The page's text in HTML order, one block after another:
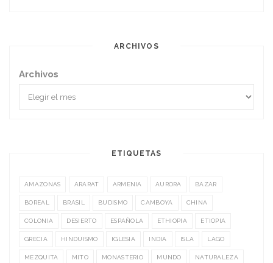
ARCHIVOS
Archivos
ETIQUETAS
AMAZONAS ARARAT ARMENIA AURORA BAZAR
BOREAL BRASIL BUDISMO CAMBOYA CHINA
COLONIA DESIERTO ESPAÑOLA ETHIOPIA ETIOPIA
GRECIA HINDUISMO IGLESIA INDIA ISLA LAGO
MEZQUITA MITO MONASTERIO MUNDO NATURALEZA